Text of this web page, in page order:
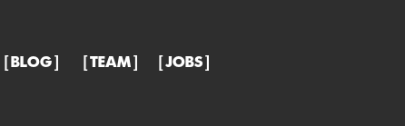
BLOG TEAM JOBS